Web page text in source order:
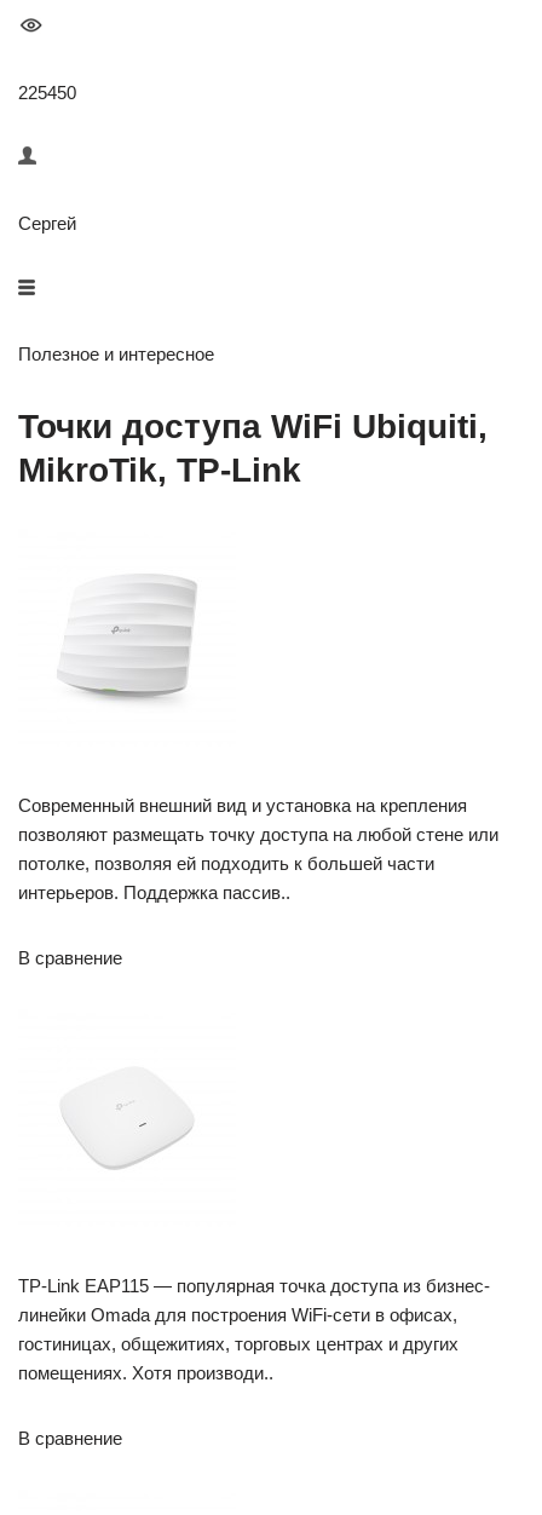
225450
Сергей
Полезное и интересное
Точки доступа WiFi Ubiquiti,
MikroTik, TP-Link
Современный внешний вид и установка на крепления
позволяют размещать точку доступа на любой стене или
потолке, позволяя ей подходить к большей части
интерьеров. Поддержка пассив..
В сравнение
TP-Link EAP115 — популярная точка доступа из бизнес-
линейки Omada для построения WiFi-сети в офисах,
гостиницах, общежитиях, торговых центрах и других
помещениях. Хотя производи..
В сравнение